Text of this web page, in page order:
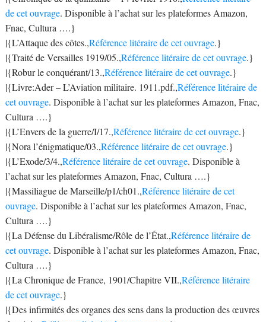
de cet ouvrage. Disponible à l’achat sur les plateformes Amazon,
Fnac, Cultura ….}
|{L’Attaque des côtes.,Référence litéraire de cet ouvrage.}
|{Traité de Versailles 1919/05.,Référence litéraire de cet ouvrage.}
|{Robur le conquérant/13.,Référence litéraire de cet ouvrage.}
|{Livre:Ader – L’Aviation militaire. 1911.pdf.,Référence litéraire de
cet ouvrage. Disponible à l’achat sur les plateformes Amazon, Fnac,
Cultura ….}
|{L’Envers de la guerre/I/17.,Référence litéraire de cet ouvrage.}
|{Nora l’énigmatique/03.,Référence litéraire de cet ouvrage.}
|{L’Exode/3/4.,Référence litéraire de cet ouvrage. Disponible à
l’achat sur les plateformes Amazon, Fnac, Cultura ….}
|{Massiliague de Marseille/p1/ch01.,Référence litéraire de cet
ouvrage. Disponible à l’achat sur les plateformes Amazon, Fnac,
Cultura ….}
|{La Défense du Libéralisme/Rôle de l’État.,Référence litéraire de
cet ouvrage. Disponible à l’achat sur les plateformes Amazon, Fnac,
Cultura ….}
|{La Chronique de France, 1901/Chapitre VII.,Référence litéraire
de cet ouvrage.}
|{Des infirmités des organes des sens dans la production des œuvres